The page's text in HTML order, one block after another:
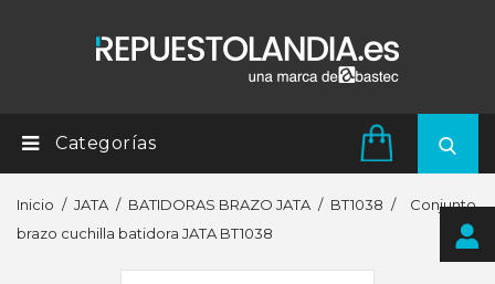
Categorías
Inicio JATA BATIDORAS BRAZO JATA BT1038
Conjunto
brazo cuchilla batidora JATA BT1038